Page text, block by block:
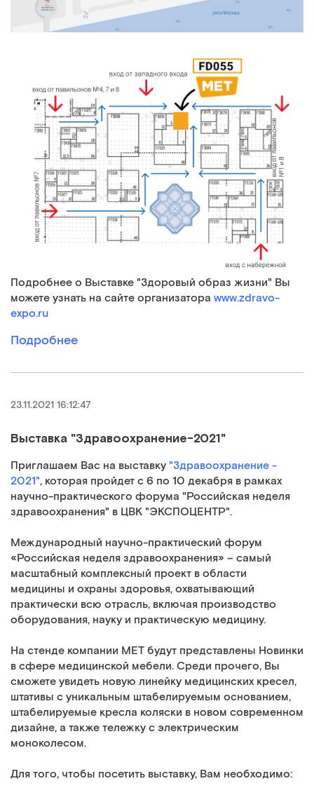
Подробнее о Выставке "Здоровый образ жизни" Вы
можете узнать на сайте организатора www.zdravo-
expo.ru
Подробнее
23.11.2021 16:12:47
Выставка "Здравоохранение-2021"
Приглашаем Вас на выставку "Здравоохранение -
2021", которая пройдет с 6 по 10 декабря в рамках
научно-практического форума "Российская неделя
здравоохранения" в ЦВК "ЭКСПОЦЕНТР".
Международный научно-практический форум
«Российская неделя здравоохранения» – самый
масштабный комплексный проект в области
медицины и охраны здоровья, охватывающий
практически всю отрасль, включая производство
оборудования, науку и практическую медицину.
На стенде компании МЕТ будут представлены Новинки
в сфере медицинской мебели. Среди прочего, Вы
сможете увидеть новую линейку медицинских кресел,
штативы с уникальным штабелируемым основанием,
штабелируемые кресла коляски в новом современном
дизайне, а также тележку с электрическим
моноколесом.
Для того, чтобы посетить выставку, Вам необходимо: